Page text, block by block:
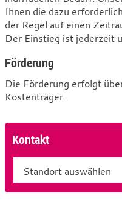
Ihnen die dazu
der Regel auf einen
Der Einstieg ist jederzeit
Förderung
Die Förderung erfolgt
Kostenträger.
Kontakt